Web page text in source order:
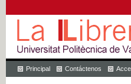
Principal Contáctenos